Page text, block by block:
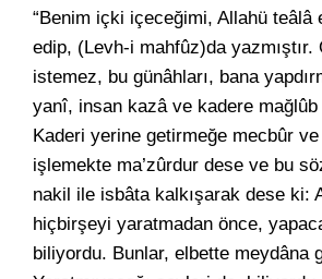
“Benim içki içeceğimi, Allahü teâlâ
edip, (Levh-i mahfûz)da
istemez, bu günâhları, bana
yanî, insan kazâ ve kadere mağlûb
Kaderi yerine getirmeğe mecbûr ve
işlemekte ma’zûrdur dese ve bu
nakil ile isbâta kalkışarak dese ki:
hiçbirşeyi yaratmadan önce,
biliyordu. Bunlar, elbette meydâna